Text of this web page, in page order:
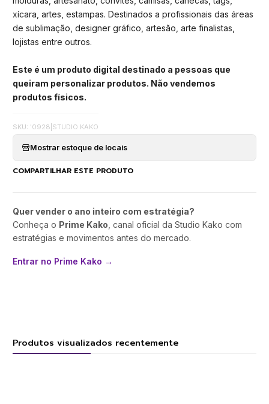
xícara, artes, estampas. Destinados a profissionais das áreas
de sublimação, designer gráfico, artesão, arte finalistas,
lojistas entre outros.
Este é um produto digital destinado a pessoas que
queiram personalizar produtos. Não vendemos
produtos físicos.
SKU: '0928 STUDIO KAKO
Mostrar estoque de locais
COMPARTILHAR ESTE PRODUTO
Quer vender o ano inteiro com estratégia?
Conheça o Prime Kako , canal oficial da Studio Kako com
estratégias e movimentos antes do mercado.
Entrar no Prime Kako →
Produtos visualizados recentemente